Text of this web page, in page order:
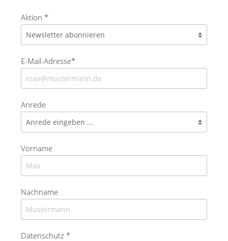
Aktion *
E-Mail-Adresse*
Anrede
Vorname
Nachname
Datenschutz *